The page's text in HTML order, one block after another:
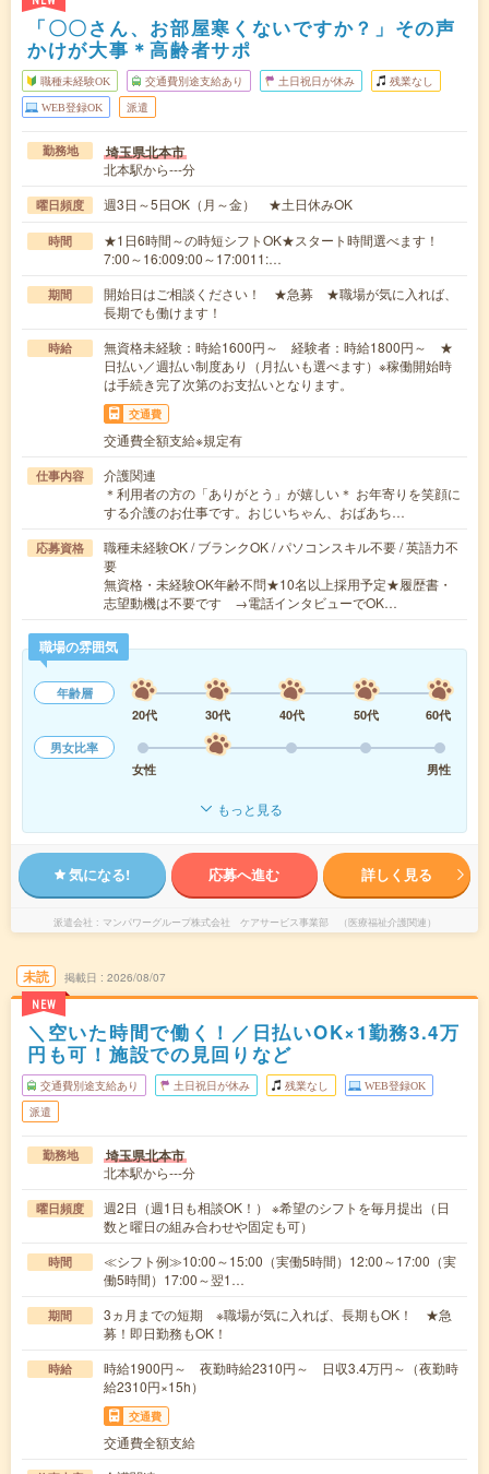
「〇〇さん、お部屋寒くないですか？」その声
かけが大事＊高齢者サポ
職種未経験OK 交通費別途支給あり 土日祝日が休み 残業なし
WEB登録OK 派遣
勤務地 埼玉県北本市
北本駅から---分
曜日頻度 週3日～5日OK（月～金） ★土日休みOK
時間
★1日6時間～の時短シフトOK★スタート時間選べます！
7:00～16:009:00～17:0011:…
期間
開始日はご相談ください！ ★急募 ★職場が気に入れば、
長期でも働けます！
時給
無資格未経験：時給1600円～ 経験者：時給1800円～ ★
日払い／週払い制度あり（月払いも選べます）※稼働開始時
は手続き完了次第のお支払いとなります。
交通費
交通費全額支給※規定有
仕事内容
介護関連
＊利用者の方の「ありがとう」が嬉しい＊ お年寄りを笑顔に
する介護のお仕事です。おじいちゃん、おばあち…
応募資格
職種未経験OK / ブランクOK / パソコンスキル不要 / 英語力不
要
無資格・未経験OK年齢不問★10名以上採用予定★履歴書・
志望動機は不要です →電話インタビューでOK…
職場の雰囲気
年齢層
20代
30代 40代 50代
60代
男女比率
女性
男性
もっと見る
気になる! 応募へ進む 詳しく見る
派遣会社 マンパワーグループ株式会社 ケアサービス事業部 （医療福祉介護関連）
未読
NEW
掲載日 2026/08/07
＼空いた時間で働く！／日払いOK×1勤務3.4万
円も可！施設での見回りなど
交通費別途支給あり 土日祝日が休み 残業なし WEB登録OK
派遣
勤務地 埼玉県北本市
北本駅から---分
曜日頻度
週2日（週1日も相談OK！） ※希望のシフトを毎月提出（日
数と曜日の組み合わせや固定も可）
時間
≪シフト例≫10:00～15:00（実働5時間）12:00～17:00（実
働5時間）17:00～翌1…
期間
3ヵ月までの短期 ※職場が気に入れば、長期もOK！ ★急
募！即日勤務もOK！
時給
時給1900円～ 夜勤時給2310円～ 日収3.4万円～（夜勤時
給2310円×15h）
交通費
交通費全額支給